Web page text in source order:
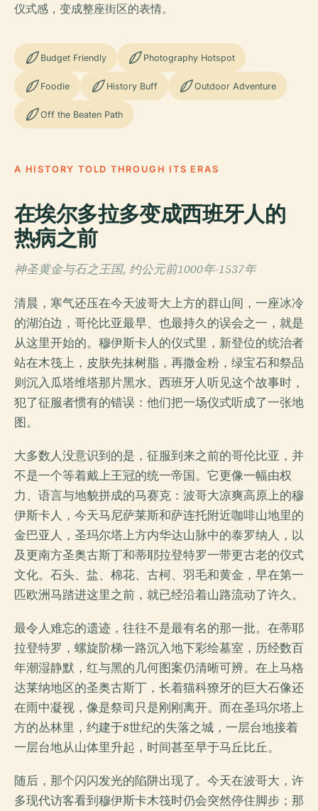
仪式感，变成整座街区的表情。
Budget Friendly Photography Hotspot
Foodie History Buff Outdoor Adventure
Off the Beaten Path
A HISTORY TOLD THROUGH ITS ERAS
在埃尔多拉多变成西班牙人的
热病之前
神圣黄金与石之王国, 约公元前1000年-1537年
清晨，寒气还压在今天波哥大上方的群山间，一座冰冷
的湖泊边，哥伦比亚最早、也最持久的误会之一，就是
从这里开始的。穆伊斯卡人的仪式里，新登位的统治者
站在木筏上，皮肤先抹树脂，再撒金粉，绿宝石和祭品
则沉入瓜塔维塔那片黑水。西班牙人听见这个故事时，
犯了征服者惯有的错误：他们把一场仪式听成了一张地
图。
大多数人没意识到的是，征服到来之前的哥伦比亚，并
不是一个等着戴上王冠的统一帝国。它更像一幅由权
力、语言与地貌拼成的马赛克：波哥大凉爽高原上的穆
伊斯卡人，今天马尼萨莱斯和萨连托附近咖啡山地里的
金巴亚人，圣玛尔塔上方内华达山脉中的泰罗纳人，以
及更南方圣奥古斯丁和蒂耶拉登特罗一带更古老的仪式
文化。石头、盐、棉花、古柯、羽毛和黄金，早在第一
匹欧洲马踏进这里之前，就已经沿着山路流动了许久。
最令人难忘的遗迹，往往不是最有名的那一批。在蒂耶
拉登特罗，螺旋阶梯一路沉入地下彩绘墓室，历经数百
年潮湿静默，红与黑的几何图案仍清晰可辨。在上马格
达莱纳地区的圣奥古斯丁，长着猫科獠牙的巨大石像还
在雨中凝视，像是祭司只是刚刚离开。而在圣玛尔塔上
方的丛林里，约建于8世纪的失落之城，一层台地接着
一层台地从山体里升起，时间甚至早于马丘比丘。
随后，那个闪闪发光的陷阱出现了。今天在波哥大，许
多现代访客看到穆伊斯卡木筏时仍会突然停住脚步；那